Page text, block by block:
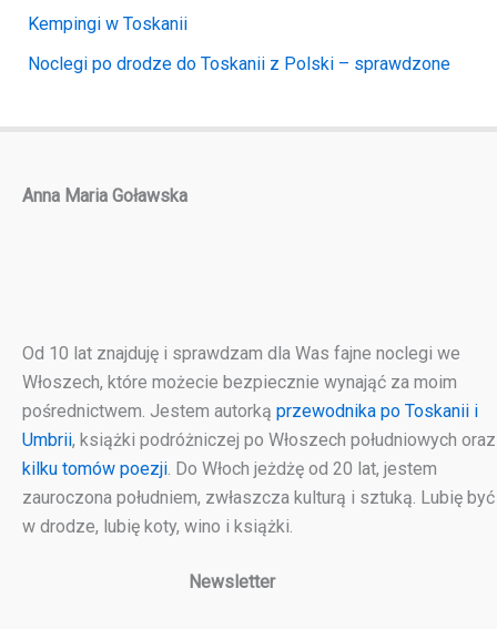
Kempingi w Toskanii
Noclegi po drodze do Toskanii z Polski – sprawdzone
Anna Maria Goławska
Od 10 lat znajduję i sprawdzam dla Was fajne noclegi we
Włoszech, które możecie bezpiecznie wynająć za moim
pośrednictwem. Jestem autorką przewodnika po Toskanii i
Umbrii, książki podróżniczej po Włoszech południowych oraz
kilku tomów poezji . Do Włoch jeżdżę od 20 lat, jestem
zauroczona południem, zwłaszcza kulturą i sztuką. Lubię być
w drodze, lubię koty, wino i książki.
Newsletter